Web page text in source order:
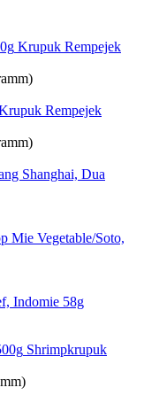
Krupuk Rempejek
Rempejek
Shanghai, Dua
Mie Vegetable/Soto,
Indomie 58g
Shrimpkrupuk